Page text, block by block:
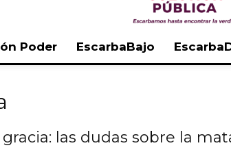
Poder EscarbaBajo
las dudas sobre la